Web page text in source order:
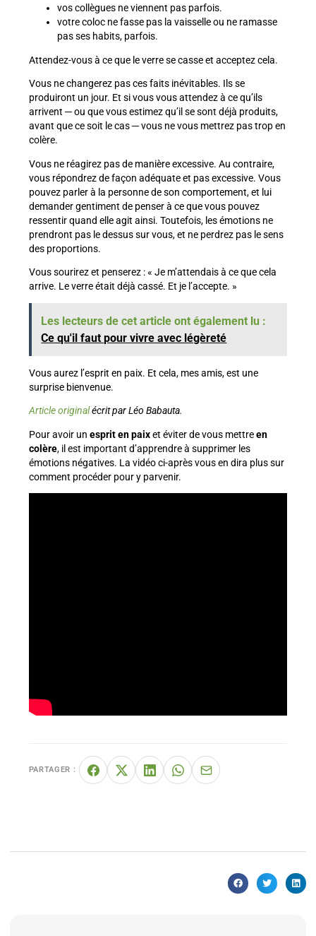
vos collègues ne viennent pas parfois.
votre coloc ne fasse pas la vaisselle ou ne ramasse
pas ses habits, parfois.
Attendez-vous à ce que le verre se casse et acceptez cela.
Vous ne changerez pas ces faits inévitables. Ils se
produiront un jour. Et si vous vous attendez à ce qu’ils
arrivent ─ ou que vous estimez qu’il se sont déjà produits,
avant que ce soit le cas ─ vous ne vous mettrez pas trop en
colère.
Vous ne réagirez pas de manière excessive. Au contraire,
vous répondrez de façon adéquate et pas excessive. Vous
pouvez parler à la personne de son comportement, et lui
demander gentiment de penser à ce que vous pouvez
ressentir quand elle agit ainsi. Toutefois, les émotions ne
prendront pas le dessus sur vous, et ne perdrez pas le sens
des proportions.
Vous sourirez et penserez : « Je m’attendais à ce que cela
arrive. Le verre était déjà cassé. Et je l’accepte. »
Les lecteurs de cet article ont également lu :
Ce qu'il faut pour vivre avec légèreté
Vous aurez l’esprit en paix. Et cela, mes amis, est une
surprise bienvenue.
Article originalécrit par Léo Babauta.
Pour avoir un esprit en paixet éviter de vous mettreen
colère, il est important d’apprendre à supprimer les
émotions négatives. La vidéo ci-après vous en dira plus sur
comment procéder pour y parvenir.
PARTAGER :